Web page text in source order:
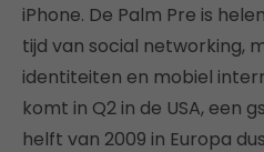
iPhone. De Palm Pre is
tijd van social networking,
identiteiten en mobiel
komt in Q2 in de USA, een
helft van 2009 in Europa